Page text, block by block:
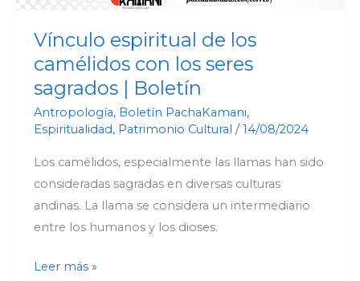
Vínculo espiritual de los
camélidos con los seres
sagrados | Boletín
Antropología, Boletín PachaKamani,
Espiritualidad, Patrimonio Cultural /14/08/2024
Los camélidos, especialmente las llamas han sido
consideradas sagradas en diversas culturas
andinas. La llama se considera un intermediario
entre los humanos y los dioses.
|
Leer más »